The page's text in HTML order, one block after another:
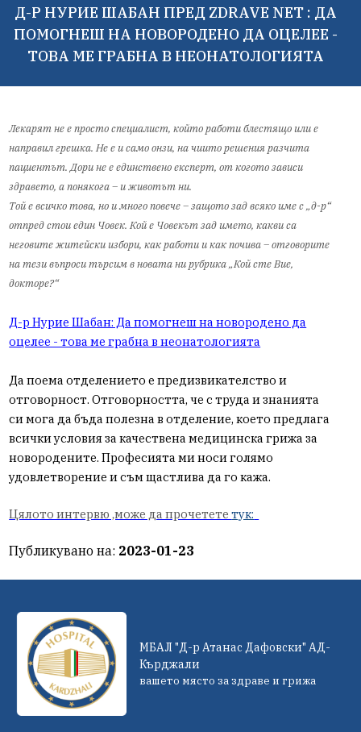
Д-Р НУРИЕ ШАБАН ПРЕД ZDRAVE NET : ДА
ПОМОГНЕШ НА НОВОРОДЕНО ДА ОЦЕЛЕЕ -
ТОВА МЕ ГРАБНА В НЕОНАТОЛОГИЯТА
Лекарят не е просто специалист, който работи блестящо или е
направил грешка. Не е и само онзи, на чиито решения разчита
пациентът. Дори не е единствено експерт, от когото зависи
здравето, а понякога – и животът ни.
Той е всичко това, но и много повече – защото зад всяко име с „д-р“
отпред стои един Човек. Кой е Човекът зад името, какви са
неговите житейски избори, как работи и как почива – отговорите
на тези въпроси търсим в новата ни рубрика „Кой сте Вие,
докторе?“
Д-р Нурие Шабан: Да помогнеш на новородено да
оцелее - това ме грабна в неонатологията
Да поема отделението е предизвикателство и
отговорност. Отговорността, че с труда и знанията
си мога да бъда полезна в отделение, което предлага
всички условия за качествена медицинска грижа за
новородените. Професията ми носи голямо
удовлетворение и съм щастлива да го кажа.
Цялото интервю ,може да прочетететук:
Публикувано на: 2023-01-23
МБАЛ "Д-р Атанас Дафовски" АД-
Кърджали
вашето място за здраве и грижа